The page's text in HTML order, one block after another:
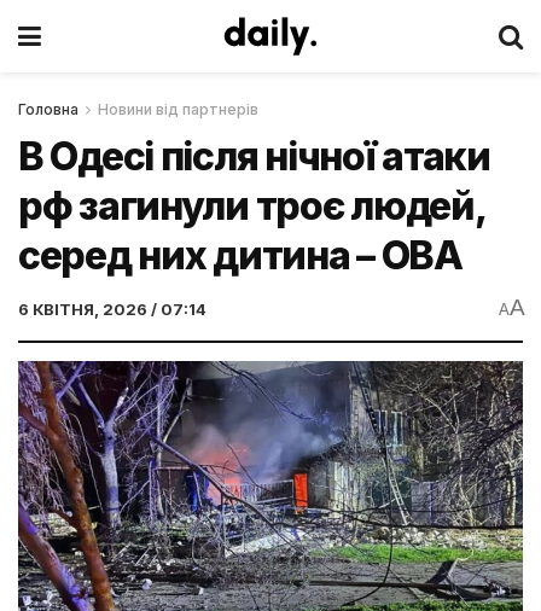
Головна Новини від партнерів
В Одесі після нічної атаки
рф загинули троє людей,
серед них дитина – ОВА
6 КВІТНЯ, 2026 / 07:14 AA